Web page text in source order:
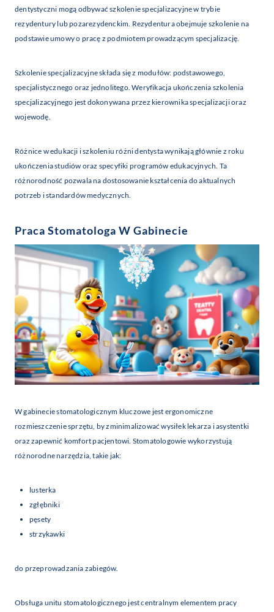
dentystyczni mogą odbywać szkolenie specjalizacyjne w trybie
rezydentury lub pozarezydenckim. Rezydentura obejmuje szkolenie na
podstawie umowy o pracę z podmiotem prowadzącym specjalizację.
Szkolenie specjalizacyjne składa się z modułów: podstawowego,
specjalistycznego oraz jednolitego. Weryfikacja ukończenia szkolenia
specjalizacyjnego jest dokonywana przez kierownika specjalizacji oraz
wojewodę.
Różnice w edukacji i szkoleniu różni dentysta wynikają głównie z roku
ukończenia studiów oraz specyfiki programów edukacyjnych. Ta
różnorodność pozwala na dostosowanie kształcenia do aktualnych
potrzeb i standardów medycznych.
Praca Stomatologa W Gabinecie
W gabinecie stomatologicznym kluczowe jest ergonomiczne
rozmieszczenie sprzętu, by zminimalizować wysiłek lekarza i asystentki
oraz zapewnić komfort pacjentowi. Stomatologowie wykorzystują
różnorodne narzędzia, takie jak:
lusterka
zgłębniki
pęsety
strzykawki
do przeprowadzania zabiegów.
Obsługa unitu stomatologicznego jest centralnym elementem pracy